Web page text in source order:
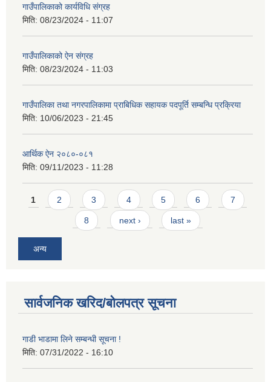
गाउँपालिकाको कार्यविधि संग्रह
मिति: 08/23/2024 - 11:07
गाउँपालिकाको ऐन संग्रह
मिति: 08/23/2024 - 11:03
गाउँपालिका तथा नगरपालिकामा प्राबिधिक सहायक पदपूर्ति सम्बन्धि प्रक्रिया
मिति: 10/06/2023 - 21:45
आर्थिक ऐन २०८०-०८१
मिति: 09/11/2023 - 11:28
Pages
1 2 3 4 5 6 7
8 next › last »
अन्य
सार्वजनिक खरिद/बोलपत्र सूचना
गाडी भाडामा लिने सम्बन्धी सूचना !
मिति: 07/31/2022 - 16:10